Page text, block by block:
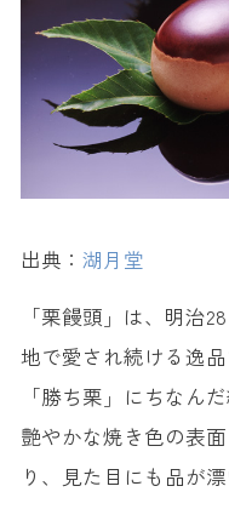
15. 焼生シ
【小倉限定】
19. 鉄なべ餃
20. 小倉発祥
出典： 湖月堂
「栗饅頭」は、明治
地で愛され続ける逸
「勝ち栗」にちなん
艶やかな焼き色の表
り、見た目にも品が漂